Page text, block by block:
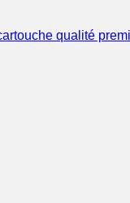
qualité